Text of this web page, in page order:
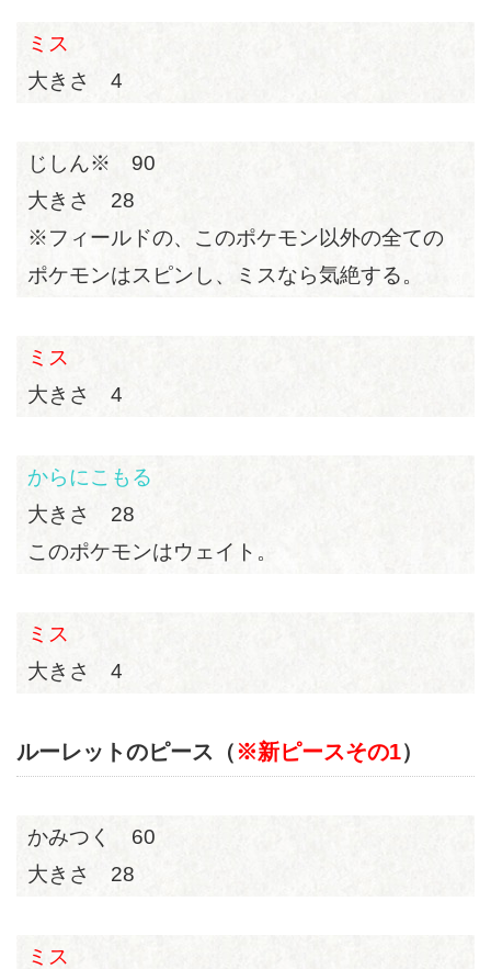
ミス
大きさ 4
じしん※ 90
大きさ 28
※フィールドの、このポケモン以外の全ての
ポケモンはスピンし、ミスなら気絶する。
ミス
大きさ 4
からにこもる
大きさ 28
このポケモンはウェイト。
ミス
大きさ 4
ルーレットのピース（※新ピースその1）
かみつく 60
大きさ 28
ミス